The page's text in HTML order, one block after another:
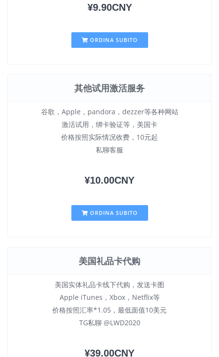
¥9.90CNY
ORDINA SUBITO
其他试用激活服务
谷歌，Apple，pandora，dezzer等各种网站
激活试用，绑卡验证等，美国卡
价格按照实际情况收费，10元起
私聊客服
¥10.00CNY
ORDINA SUBITO
美国礼品卡代购
美国实体礼品卡线下代购，发送卡图
Apple iTunes，Xbox，Netflix等
价格按照汇率*1.05，最低面值10美元
TG私聊 @LWD2020
¥39.00CNY